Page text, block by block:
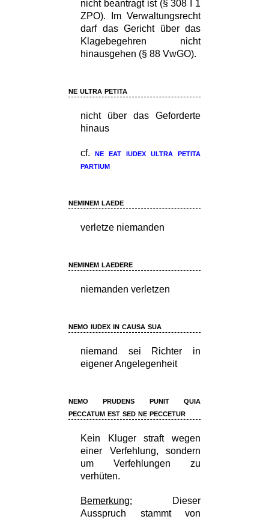
nicht beantragt ist (§ 308 I 1
ZPO). Im Verwaltungsrecht
darf das Gericht über das
Klagebegehren nicht
hinausgehen (§ 88 VwGO).
ne ultra petita
nicht über das Geforderte
hinaus
cf. ne eat iudex ultra petita
partium
neminem laede
verletze niemanden
neminem laedere
niemanden verletzen
nemo iudex in causa sua
niemand sei Richter in
eigener Angelegenheit
nemo prudens punit quia
peccatum est sed ne peccetur
Kein Kluger straft wegen
einer Verfehlung, sondern
um Verfehlungen zu
verhüten.
Bemerkung: Dieser
Ausspruch stammt von